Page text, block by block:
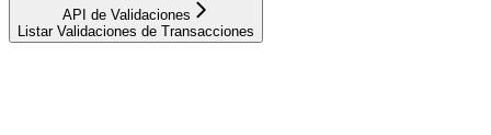
API de Validaciones
Listar Validaciones de Transacciones